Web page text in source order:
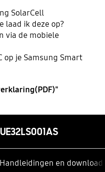
SolarCell
laad ik deze op?
via de mobiele
op je Samsung Smart
UE32LS001AS
Handleidingen en